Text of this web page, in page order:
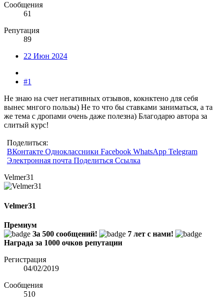
Сообщения
61
Репутация
89
22 Июн 2024
#1
Не знаю на счет негативных отзывов, кокнктено для себя
вынес мнгого пользы) Не то что бы ставками заниматься, а та
же тема с дропами очень даже полезна) Благодарю автора за
слитый курс!
Поделиться:
ВКонтакте Одноклассники Facebook WhatsApp Telegram
Электронная почта Поделиться Ссылка
Velmer31
Velmer31
Премиум
За 500 сообщений!
7 лет с нами!
Награда за 1000 очков репутации
Регистрация
04/02/2019
Сообщения
510